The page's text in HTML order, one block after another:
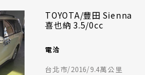
TOYOTA/豐田 Sienna
喜也納 3.5/0cc
電洽
台北市/2016/9.4萬公里